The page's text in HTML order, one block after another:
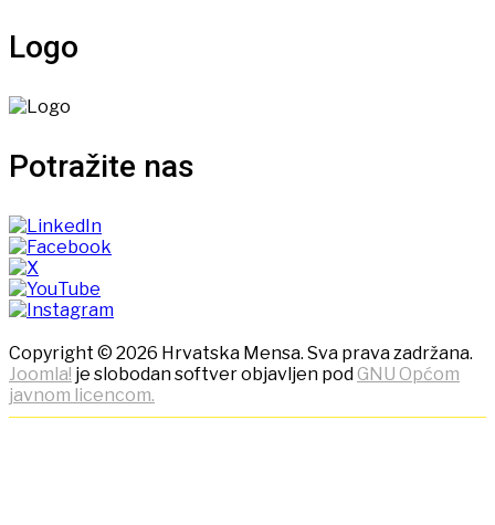
Logo
Potražite nas
Copyright © 2026 Hrvatska Mensa. Sva prava zadržana.
Joomla! je slobodan softver objavljen pod GNU Općom
javnom licencom.